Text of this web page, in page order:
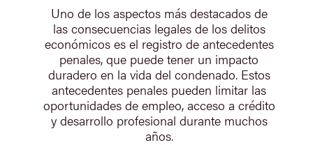
Uno de los aspectos más destacados de
las consecuencias legales de los delitos
económicos es el registro de antecedentes
penales, que puede tener un impacto
duradero en la vida del condenado. Estos
antecedentes penales pueden limitar las
oportunidades de empleo, acceso a crédito
y desarrollo profesional durante muchos
años.